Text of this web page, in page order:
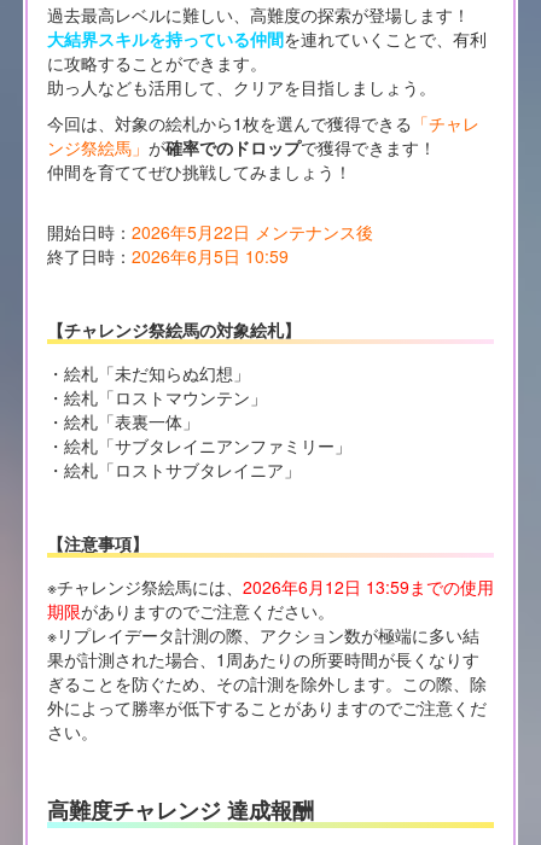
過去最高レベルに難しい、高難度の探索が登場します！
大結界スキルを持っている仲間を連れていくことで、有利
に攻略することができます。
助っ人なども活用して、クリアを目指しましょう。
今回は、対象の絵札から1枚を選んで獲得できる 「チャレ
ンジ祭絵馬」 が確率でのドロップで獲得できます！
仲間を育ててぜひ挑戦してみましょう！
開始日時： 2026年5月22日 メンテナンス後
終了日時： 2026年6月5日 10:59
【チャレンジ祭絵馬の対象絵札】
・絵札「未だ知らぬ幻想」
・絵札「ロストマウンテン」
・絵札「表裏一体」
・絵札「サブタレイニアンファミリー」
・絵札「ロストサブタレイニア」
【注意事項】
※チャレンジ祭絵馬には、 2026年6月12日 13:59までの使用
期限がありますのでご注意ください。
※リプレイデータ計測の際、アクション数が極端に多い結
果が計測された場合、1周あたりの所要時間が長くなりす
ぎることを防ぐため、その計測を除外します。この際、除
外によって勝率が低下することがありますのでご注意くだ
さい。
高難度チャレンジ 達成報酬